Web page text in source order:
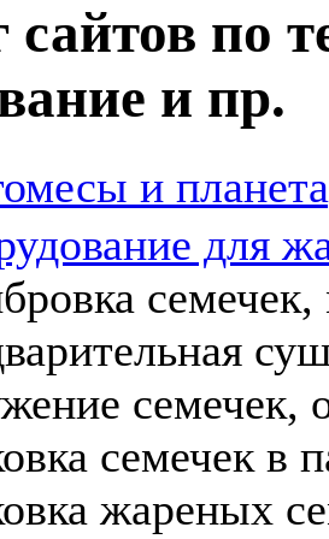
сайтов по
и пр.
и
для
семечек,
семечек в
жареных